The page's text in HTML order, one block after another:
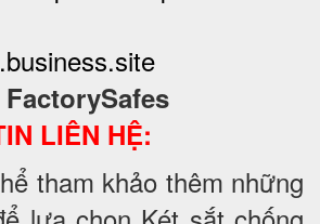
FactorySafes
LIÊN HỆ:
tham khảo thêm những